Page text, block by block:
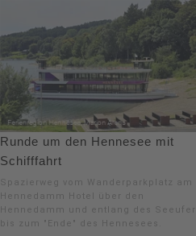
Runde um den Hennesee mit
Schifffahrt
Spazierweg vom Wanderparkplatz am
Hennedamm Hotel über den
Hennedamm und entlang des
bis zum "Ende" des Hennesees.